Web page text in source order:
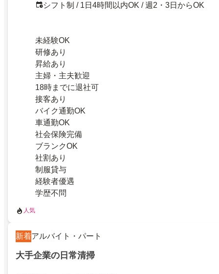
シフト制 / 1日4時間以内OK / 週2・3日からOK
未経験OK
研修あり
昇給あり
主婦・主夫歓迎
18時までに退社可
接客あり
バイク通勤OK
車通勤OK
社会保険完備
ブランクOK
社割あり
制服貸与
経験者優遇
学歴不問
人気
新着アルバイト・パート
大手企業の日常清掃